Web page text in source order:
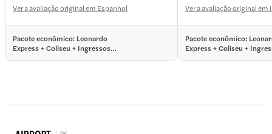
Ver a avaliação original em Espanhol
Pacote econômico: Leonardo
Express + Coliseu + Ingressos
Ver a avaliação original em
Pacote econômico:
Express + Coliseu +